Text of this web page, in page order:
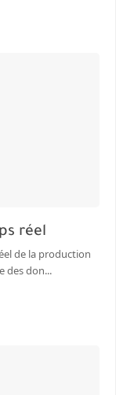
réel
de la production
des don...